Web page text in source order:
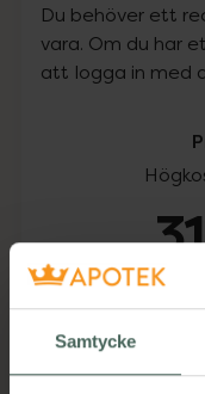
Samtycke
Du behöver ett
vara. Om du har
att logga in med